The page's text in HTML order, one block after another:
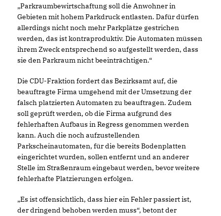
Parkraumbewirtschaftung soll die Anwohner in
Gebieten mit hohem Parkdruck entlasten. Dafür dürfen
allerdings nicht noch mehr Parkplätze gestrichen
werden, das ist kontraproduktiv. Die Automaten müssen
ihrem Zweck entsprechend so aufgestellt werden, dass
sie den Parkraum nicht beeinträchtigen.“
Die CDU-Fraktion fordert das Bezirksamt auf, die
beauftragte Firma umgehend mit der Umsetzung der
falsch platzierten Automaten zu beauftragen. Zudem
soll geprüft werden, ob die Firma aufgrund des
fehlerhaften Aufbaus in Regress genommen werden
kann. Auch die noch aufzustellenden
Parkscheinautomaten, für die bereits Bodenplatten
eingerichtet wurden, sollen entfernt und an anderer
Stelle im Straßenraum eingebaut werden, bevor weitere
fehlerhafte Platzierungen erfolgen.
Es ist offensichtlich, dass hier ein Fehler passiert ist,
der dringend behoben werden muss“, betont der